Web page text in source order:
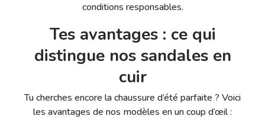
conditions responsables.
Tes avantages : ce qui
distingue nos sandales en
cuir
Tu cherches encore la chaussure d’été parfaite ? Voici
les avantages de nos modèles en un coup d’œil :